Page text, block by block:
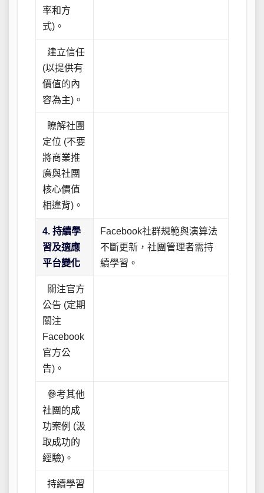
率和方
式)。
建立信任
(以提供有
價值的內
容為主)。
瞭解社團
定位 (不要
將商業推
廣與社團
核心價值
相違背)。
4. 持續學
習及適應
平台變化
Facebook社群規範與演算法
不斷更新，社團管理者需持
續學習。
關注官方
公告 (定期
關注
Facebook
官方公
告)。
參考其他
社團的成
功案例 (汲
取成功的
經驗)。
持續學習